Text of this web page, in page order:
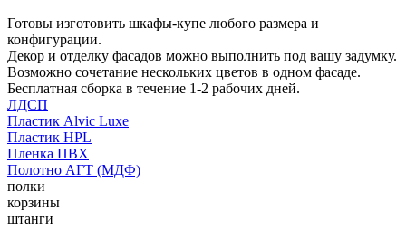
Готовы изготовить шкафы-купе любого размера и
конфигурации.
Декор и отделку фасадов можно выполнить под вашу задумку.
Возможно сочетание нескольких цветов в одном фасаде.
Бесплатная сборка в течение 1-2 рабочих дней.
ЛДСП
Пластик Alvic Luxe
Пластик HPL
Пленка ПВХ
Полотно АГТ (МДФ)
полки
корзины
штанги